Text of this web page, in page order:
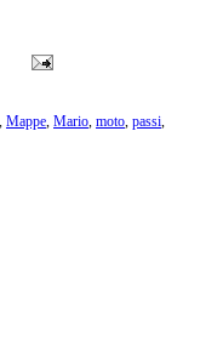
Mappe Mario moto passi